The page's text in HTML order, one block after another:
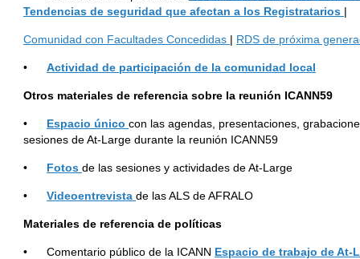
Tendencias de seguridad que afectan a los Registratarios |
Comunidad con Facultades Concedidas | RDS de próxima
• Actividad de participación de la comunidad local
Otros materiales de referencia sobre la reunión ICANN59
• Espacio único con las agendas, presentaciones,
sesiones de At-Large durante la reunión ICANN59
• Fotos de las sesiones y actividades de At-Large
• Videoentrevista de las ALS de AFRALO
Materiales de referencia de políticas
• Comentario público de la ICANN Espacio de trabajo de At-